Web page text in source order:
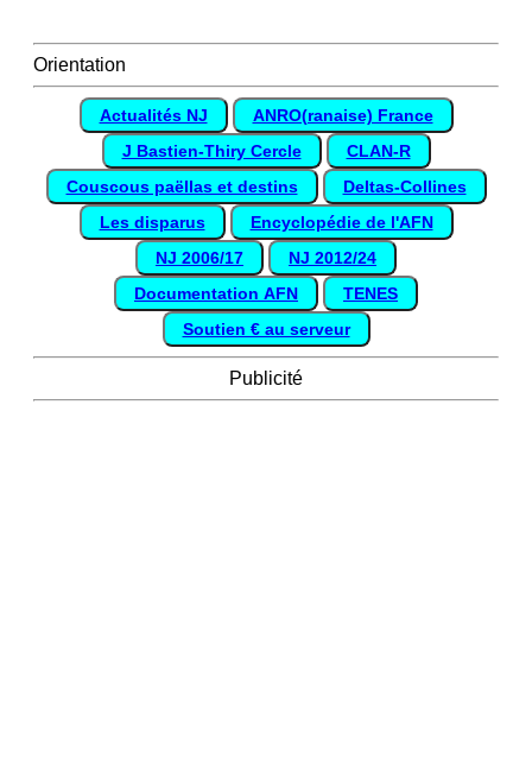
Orientation
Actualités NJ
ANRO(ranaise) France
J Bastien-Thiry Cercle
CLAN-R
Couscous paëllas et destins
Deltas-Collines
Les disparus
Encyclopédie de l'AFN
NJ 2006/17
NJ 2012/24
Documentation AFN
TENES
Soutien € au serveur
Publicité